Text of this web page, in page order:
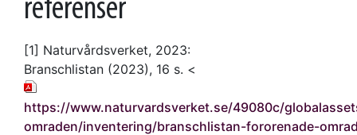
referenser
[1] Naturvårdsverket, 2023:
Branschlistan (2023), 16 s. <
https://www.naturvardsverket.se/49080c/
omraden/inventering/branschlistan-fororenade-